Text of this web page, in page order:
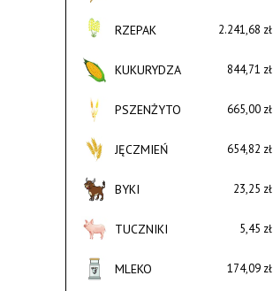
RZEPAK 2.241,68 zł
KUKURYDZA 844,71 zł
PSZENŻYTO 665,00 zł
JĘCZMIEŃ 654,82 zł
BYKI 23,25 zł
TUCZNIKI 5,45 zł
MLEKO 174,09 zł